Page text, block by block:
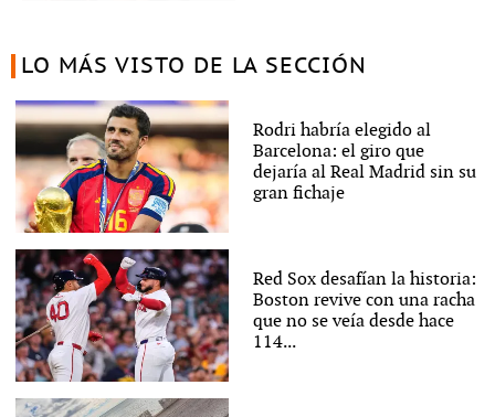
LO MÁS VISTO DE LA SECCIÓN
Rodri habría elegido al
Barcelona: el giro que
dejaría al Real Madrid sin su
gran fichaje
Red Sox desafían la historia:
Boston revive con una racha
que no se veía desde hace
114...